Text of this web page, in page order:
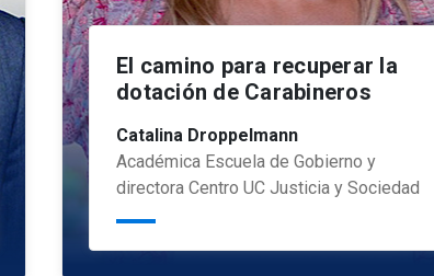
El camino para recuperar la
dotación de Carabineros
Catalina Droppelmann
Académica Escuela de Gobierno y
directora Centro UC Justicia y Sociedad